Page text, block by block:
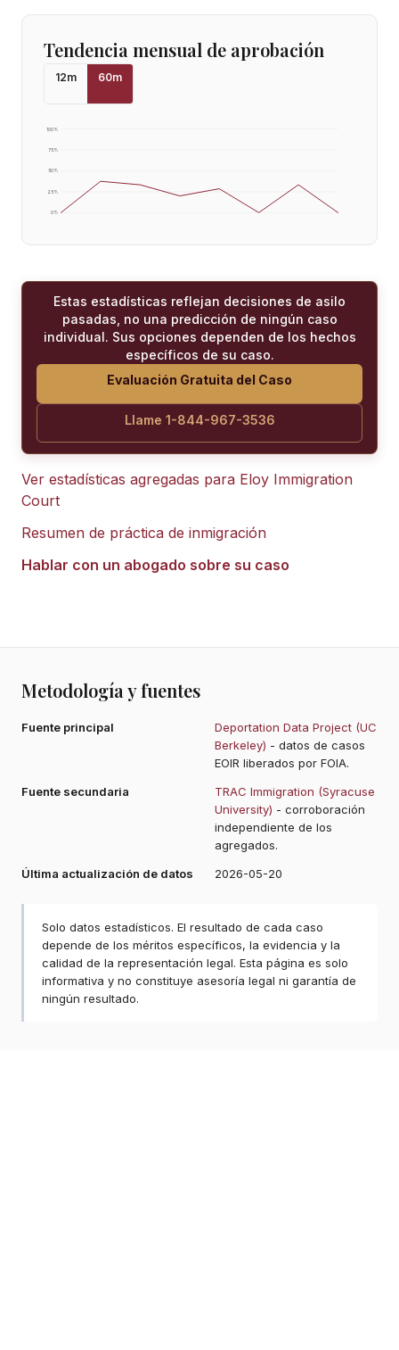
Tendencia mensual de aprobación
12m 60m
0%
25%
50%
75%
100%
Estas estadísticas reflejan decisiones de asilo
pasadas, no una predicción de ningún caso
individual. Sus opciones dependen de los hechos
específicos de su caso.
Evaluación Gratuita del Caso
Llame 1-844-967-3536
Ver estadísticas agregadas para Eloy Immigration
Court
Resumen de práctica de inmigración
Hablar con un abogado sobre su caso
Metodología y fuentes
Fuente principal
Deportation Data Project (UC
Berkeley) - datos de casos
EOIR liberados por FOIA.
Fuente secundaria
TRAC Immigration (Syracuse
University) - corroboración
independiente de los
agregados.
Última actualización de datos
2026-05-20
Solo datos estadísticos. El resultado de cada caso
depende de los méritos específicos, la evidencia y la
calidad de la representación legal. Esta página es solo
informativa y no constituye asesoría legal ni garantía de
ningún resultado.